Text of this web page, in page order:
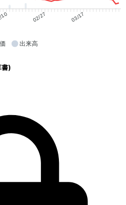
02/27 03/17
出来高
書)